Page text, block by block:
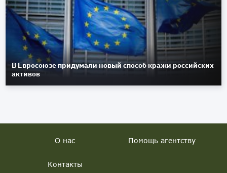
В Евросоюзе придумали новый способ кражи российских
активов
О нас Помощь агентству
Контакты